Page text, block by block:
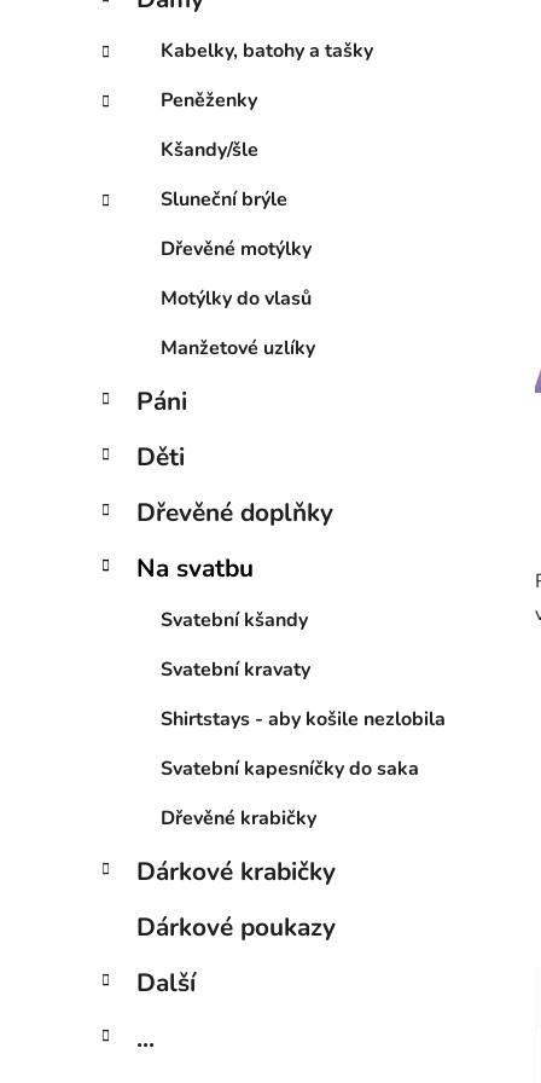
p
a
e
e
o
i
Kabelky, batohy a tašky
Peněženky
Kšandy/šle
Sluneční brýle
Dřevěné motýlky
Motýlky do vlasů
Manžetové uzlíky
Páni
Děti
Dřevěné doplňky
Na svatbu
Svatební kšandy
Svatební kravaty
Shirtstays - aby košile nezlobila
Svatební kapesníčky do saka
Dřevěné krabičky
Dárkové krabičky
Dárkové poukazy
Další
...